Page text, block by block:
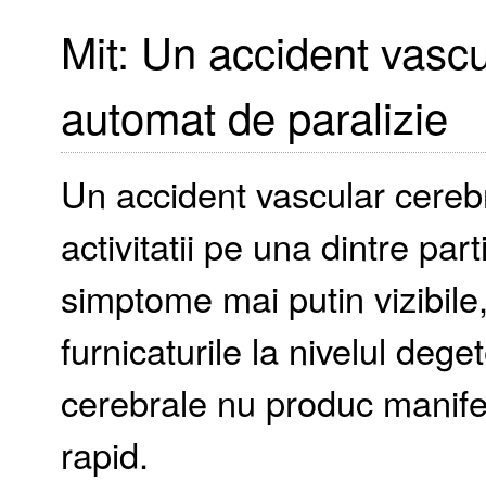
Mit: Un accident
automat de paralizie
Un accident vascular
activitatii pe una dintre
simptome mai putin
furnicaturile la nivelul
cerebrale nu produc
rapid.